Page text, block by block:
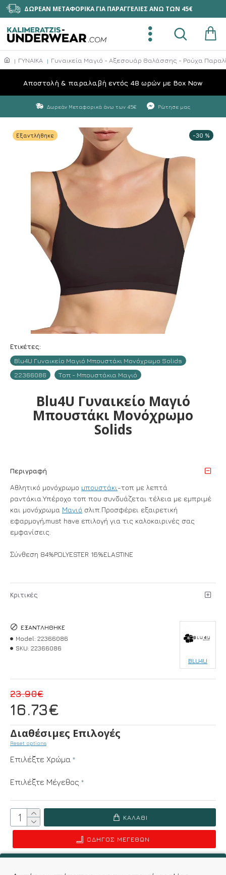
ΔΩΡΕΑΝ ΜΕΤΑΦΟΡΙΚΑ ΓΙΑ ΠΑΡΑΓΓΕΛΙΕΣ ΑΝΩ ΤΩΝ 45€
ΓΥΝΑΙΚΑ Γυναικεία Μαγιό - Αξεσουάρ Θαλάσσης - Ρούχα
Aποστολή & παραλαβή εντός 48 ωρών με Box Now
Δωρεάν Μεταφορικά άνω των 45€ Ρώτησε μας
-30 %
Εξαντλήθηκε
Ετικέτες:
Blu4U Γυναικείο Μαγιό Μπουστάκι Μονόχρωμο Solids
22366086
Τοπ - Μπουστάκια Μαγιό
Blu4U Γυναικείο Μαγιό
Μπουστάκι Μονόχρωμο
Solids
Περιγραφή
Αθλητικό μονόχρωμο μπουστάκι-τοπ με λεπτά
ραντάκια.Υπέροχο τοπ που συνδυάζεται τέλεια με εμπριμέ
και μονόχρωμα Μαγιό σλιπ.Προσφέρει εξαιρετική
εφαρμογή,must have επιλογή για τις καλοκαιρινές σας
εμφανίσεις.
Σύνθεση 84%POLYESTER 16%ELASTINE
Κριτικές
16.73€
23.90€
ΕΞΑΝΤΛΉΘΗΚΕ
Model: 22366086
SKU: 22366086
BLU4U
Διαθέσιμες Επιλογές
Reset options
Επιλέξτε Χρώμα
Επιλέξτε Μέγεθος
ΚΑΛΆΘΙ
ΟΔΗΓΌΣ ΜΕΓΕΘΏΝ